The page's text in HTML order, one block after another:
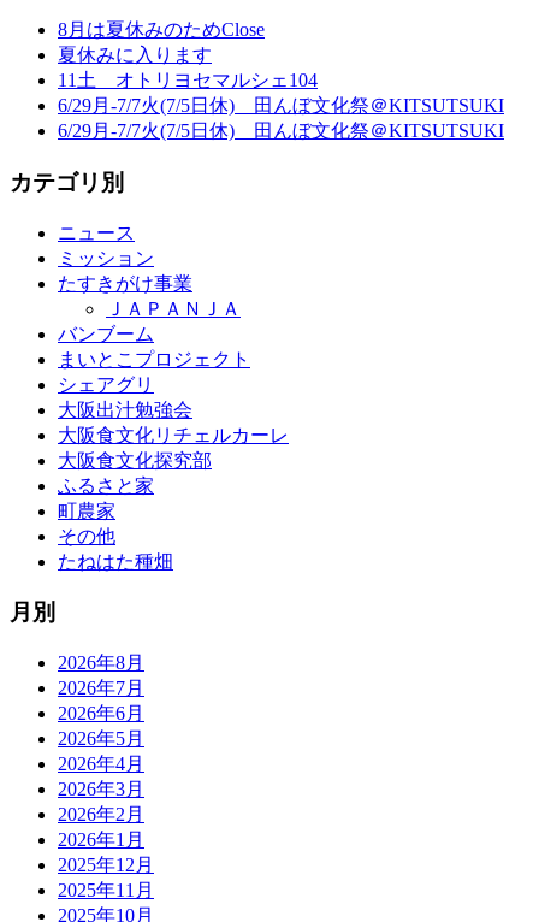
8月は夏休みのためClose
夏休みに入ります
11土 オトリヨセマルシェ104
6/29月-7/7火(7/5日休) 田んぼ文化祭＠KITSUTSUKI
6/29月-7/7火(7/5日休) 田んぼ文化祭＠KITSUTSUKI
カテゴリ別
ニュース
ミッション
たすきがけ事業
ＪＡＰＡＮＪＡ
バンブーム
まいとこプロジェクト
シェアグリ
大阪出汁勉強会
大阪食文化リチェルカーレ
大阪食文化探究部
ふるさと家
町農家
その他
たねはた種畑
月別
2026年8月
2026年7月
2026年6月
2026年5月
2026年4月
2026年3月
2026年2月
2026年1月
2025年12月
2025年11月
2025年10月